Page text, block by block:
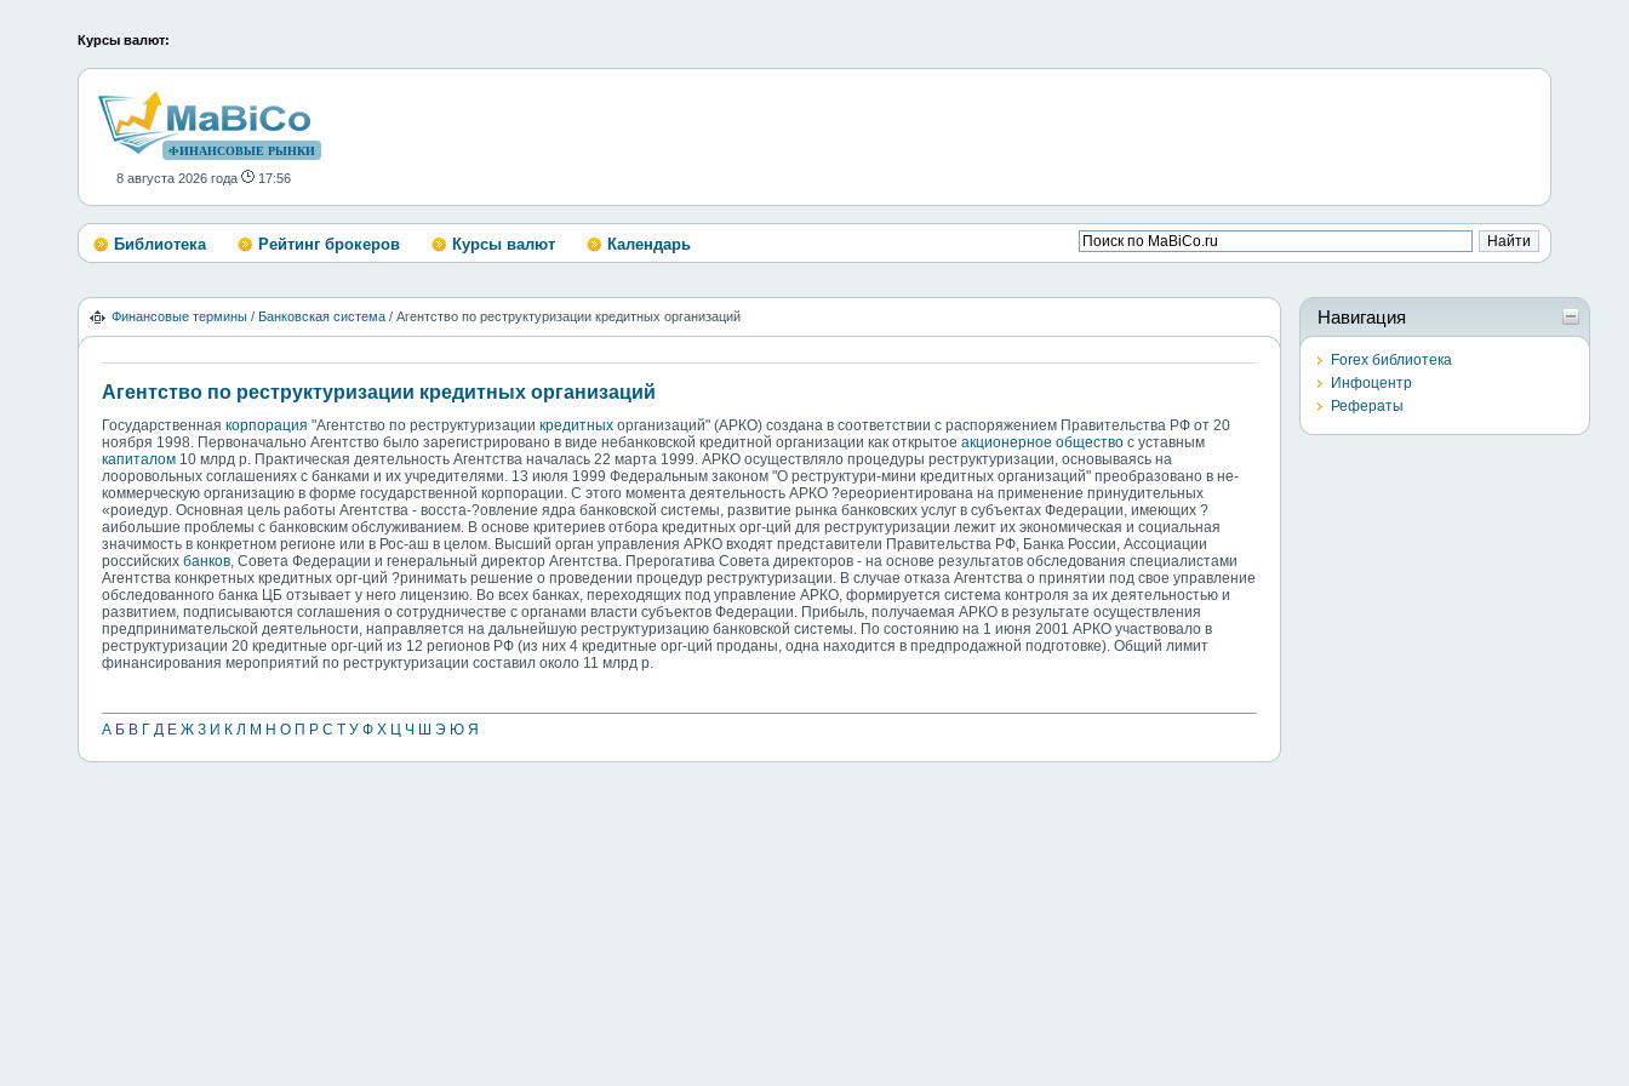
Курсы валют:
ФИНАНСОВЫЕ РЫНКИ
8 августа 2026 года 17:56
Библиотека Рейтинг брокеров Курсы валют Календарь
Финансовые термины / Банковская система / Агентство по реструктуризации кредитных организаций
Агентство по реструктуризации кредитных организаций
Государственная корпорация "Агентство по реструктуризации кредитных организаций" (АРКО) создана в соответствии с распоряжением Правительства РФ от 20
ноября 1998. Первоначально Агентство было зарегистрировано в виде небанковской кредитной организации как открытое акционерное общество с уставным
капиталом 10 млрд р. Практическая деятельность Агентства началась 22 марта 1999. АРКО осуществляло процедуры реструктуризации, основываясь на
лооровольных соглашениях с банками и их учредителями. 13 июля 1999 Федеральным законом "О реструктури-мини кредитных организаций" преобразовано в не-
коммерческую организацию в форме государственной корпорации. С этого момента деятельность АРКО ?ереориентирована на применение принудительных
«роиедур. Основная цель работы Агентства - восста-?овление ядра банковской системы, развитие рынка банковских услуг в субъектах Федерации, имеющих ?
аибольшие проблемы с банковским обслуживанием. В основе критериев отбора кредитных орг-ций для реструктуризации лежит их экономическая и социальная
значимость в конкретном регионе или в Рос-аш в целом. Высший орган управления АРКО входят представители Правительства РФ, Банка России, Ассоциации
российских банков , Совета Федерации и генеральный директор Агентства. Прерогатива Совета директоров - на основе результатов обследования специалистами
Агентства конкретных кредитных орг-ций ?ринимать решение о проведении процедур реструктуризации. В случае отказа Агентства о принятии под свое управление
обследованного банка ЦБ отзывает у него лицензию. Во всех банках, переходящих под управление АРКО, формируется система контроля за их деятельностью и
развитием, подписываются соглашения о сотрудничестве с органами власти субъектов Федерации. Прибыль, получаемая АРКО в результате осуществления
предпринимательской деятельности, направляется на дальнейшую реструктуризацию банковской системы. По состоянию на 1 июня 2001 АРКО участвовало в
реструктуризации 20 кредитные орг-ций из 12 регионов РФ (из них 4 кредитные орг-ций проданы, одна находится в предпродажной подготовке). Общий лимит
финансирования мероприятий по реструктуризации составил около 11 млрд р.
А Б В Г Д Е Ж З И К Л М Н О П Р С Т У Ф Х Ц Ч Ш Э Ю Я
Навигация
Forex библиотека
Инфоцентр
Рефераты